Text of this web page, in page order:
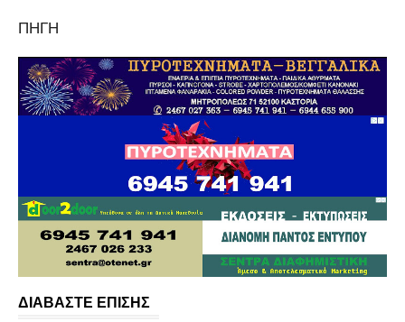
ΠΗΓΗ
ΔΙΑΒΑΣΤΕ ΕΠΙΣΗΣ